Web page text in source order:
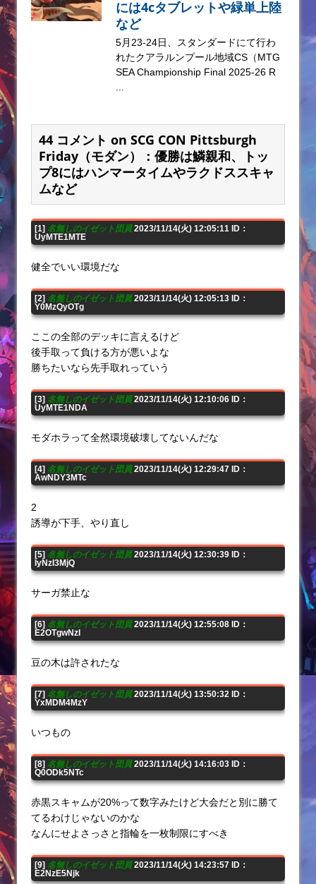
には4cタブレットや緑単上陸
など
5月23-24日、スタンダードにて行わ
れたクアラルンプール地域CS（MTG
SEA Championship Final 2025-26 R
44 コメント on SCG CON Pittsburgh
Friday（モダン）：優勝は鱗親和、トッ
プ8にはハンマータイムやラクドススキャ
ムなど
[1] 名無しのイゼット団員2023/11/14(火) 12:05:11 ID：
UyMTE1MTE
健全でいい環境だな
[2] 名無しのイゼット団員2023/11/14(火) 12:05:13 ID：
Y0MzQyOTg
ここの全部のデッキに言えるけど
後手取って負ける方が悪いよな
勝ちたいなら先手取れっていう
[3] 名無しのイゼット団員2023/11/14(火) 12:10:06 ID：
UyMTE1NDA
モダホラって全然環境破壊してないんだな
[4] 名無しのイゼット団員2023/11/14(火) 12:29:47 ID：
AwNDY3MTc
2
誘導が下手、やり直し
[5] 名無しのイゼット団員2023/11/14(火) 12:30:39 ID：
IyNzI3MjQ
サーガ禁止な
[6] 名無しのイゼット団員2023/11/14(火) 12:55:08 ID：
E2OTgwNzI
豆の木は許されたな
[7] 名無しのイゼット団員2023/11/14(火) 13:50:32 ID：
YxMDM4MzY
いつもの
[8] 名無しのイゼット団員2023/11/14(火) 14:16:03 ID：
Q0ODk5NTc
赤黒スキャムが20%って数字みたけど大会だと別に勝て
てるわけじゃないのかな
なんにせよさっさと指輪を一枚制限にすべき
[9] 名無しのイゼット団員2023/11/14(火) 14:23:57 ID：
E2NzE5Njk